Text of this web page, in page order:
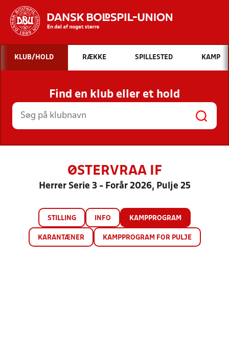
Hvad vil du søge efter?
INDHOLD OG NYHEDER
STILLINGER, RESULTATER, KLUBBER OG
HOLD
KLUB/HOLD RÆKKE SPILLESTED KAMP
Find en klub eller et hold
ØSTERVRAA IF
Herrer Serie 3 - Forår 2026, Pulje 25
STILLING INFO KAMPPROGRAM
KARANTÆNER KAMPPROGRAM FOR PULJE